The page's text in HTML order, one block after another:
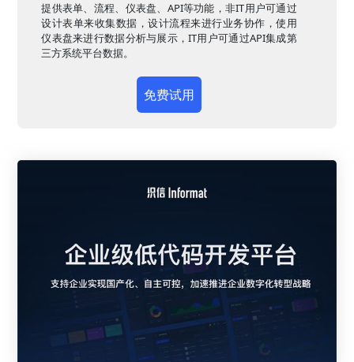
提供表单、流程、仪表盘、API等功能，非IT用户可通过
设计表单来收集数据，设计流程来进行业务协作，使用
仪表盘来进行数据分析与展示，IT用户可通过API集成第
三方系统平台数据。
免费试用